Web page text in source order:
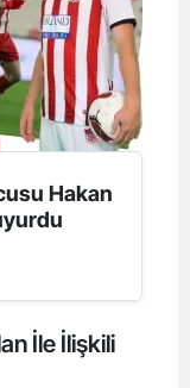
Hakan
İle İlişkili